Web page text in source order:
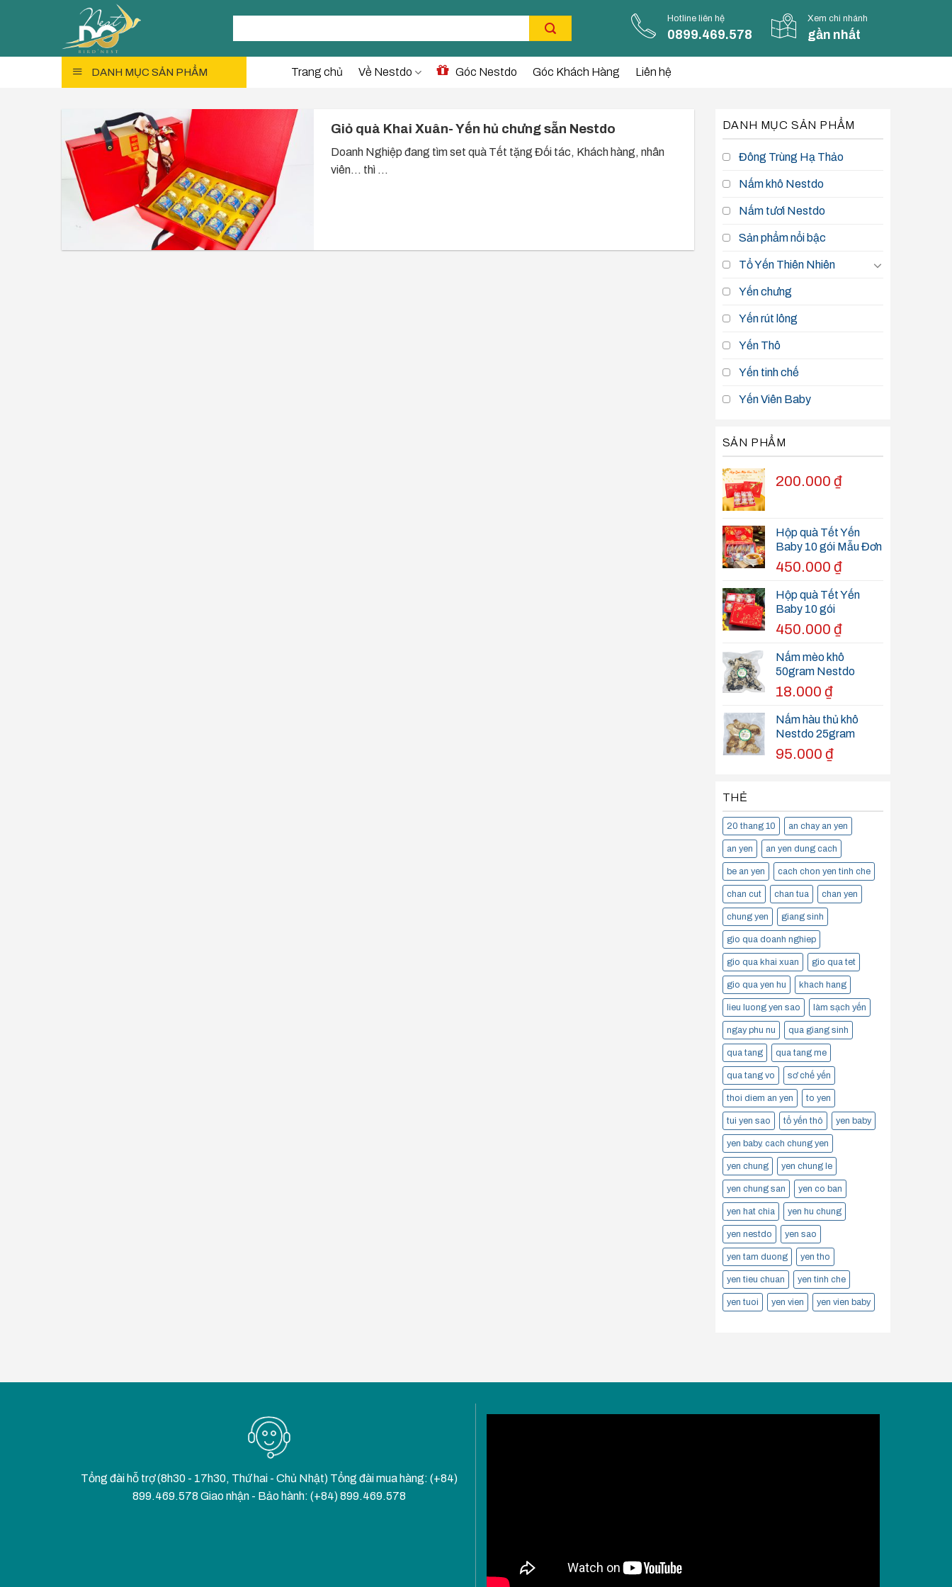
Hotline liên hệ
0899.469.578
Xem chi nhánh
gần nhất
DANH MỤC SẢN PHẨM Trang chủ Về Nestdo Góc Nestdo Góc Khách Hàng Liên hệ
Giỏ quà Khai Xuân- Yến hủ chưng sẵn Nestdo
Doanh Nghiệp đang tìm set quà Tết tặng Đối tác, Khách hàng, nhân
viên… thì ...
DANH MỤC SẢN PHẨM
Đông Trùng Hạ Thảo
Nấm khô Nestdo
Nấm tươi Nestdo
Sản phẩm nổi bậc
Tổ Yến Thiên Nhiên
Yến chưng
Yến rút lông
Yến Thô
Yến tinh chế
Yến Viên Baby
SẢN PHẨM
200.000 ₫
Hộp quà Tết Yến
Baby 10 gói Mẫu Đơn
450.000 ₫
Hộp quà Tết Yến
Baby 10 gói
450.000 ₫
Nấm mèo khô
50gram Nestdo
18.000 ₫
Nấm hàu thủ khô
Nestdo 25gram
95.000 ₫
THẺ
20 thang 10 an chay an yen
an yen an yen dung cach
be an yen cach chon yen tinh che
chan cut chan tua chan yen
chung yen giang sinh
gio qua doanh nghiep
gio qua khai xuan gio qua tet
gio qua yen hu khach hang
lieu luong yen sao làm sạch yến
ngay phu nu qua giang sinh
qua tang qua tang me
qua tang vo sơ chế yến
thoi diem an yen to yen
tui yen sao tổ yến thô yen baby
yen baby. cach chung yen
yen chung yen chung le
yen chung san yen co ban
yen hat chia yen hu chung
yen nestdo yen sao
yen tam duong yen tho
yen tieu chuan yen tinh che
yen tuoi yen vien yen vien baby
Tổng đài hỗ trợ (8h30 - 17h30, Thứ hai - Chủ Nhật) Tổng đài mua hàng: (+84)
899.469.578 Giao nhận - Bảo hành: (+84) 899.469.578